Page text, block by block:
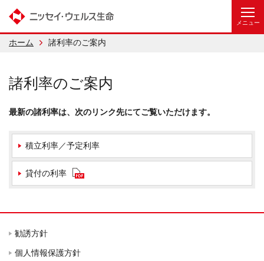
ホーム 諸利率のご案内
諸利率のご案内
最新の諸利率は、次のリンク先にてご覧いただけます。
積立利率／予定利率
貸付の利率
勧誘方針
個人情報保護方針